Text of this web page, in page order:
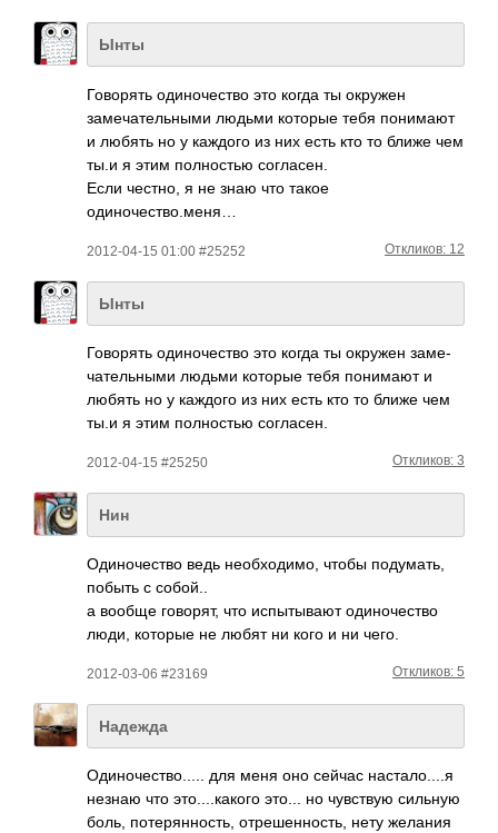
Ынты
Говорять одиночество это когда ты окружен
замечательными людьми которые тебя понимают
и любять но у каждого из них есть кто то ближе чем
ты.и я этим полностью согласен.
Если честно, я не знаю что такое
одиночество.меня…
2012-04-15 01:00 #25252 Откликов: 12
Ынты
Гово­рять один­очес­тво это когда ты окружен заме­
чате­льными людьми которые тебя пони­мают и
любять но у каждого из них есть кто то ближе чем
ты.и я этим полн­остью согл­асен.
2012-04-15 #25250 Откликов: 3
Нин
Один­очес­тво ведь необ­ходи­мо, чтобы поду­мать,
побыть с собой..
а вообще гово­рят, что испы­тывают один­очес­тво
люди, которые не любят ни кого и ни чего.
2012-03-06 #23169 Откликов: 5
Надежда
Один­очес­тво.­.... для меня оно сейчас наст­ало.­...я
незнаю что это.­...к­акого это... но чувс­твую сильную
боль, поте­рянн­ость, отре­шенн­ость, нету желания